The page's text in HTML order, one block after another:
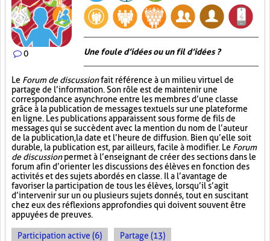
0 Une foule d’idées ou un fil d’idées ?
Le Forum de discussionfait référence à un milieu virtuel de
partage de l’information. Son rôle est de maintenir une
correspondance asynchrone entre les membres d’une classe
grâce à la publication de messages textuels sur une plateforme
en ligne. Les publications apparaissent sous forme de fils de
messages qui se succèdent avec la mention du nom de l’auteur
de la publication, la date et l’heure de diffusion. Bien qu’elle soit
durable, la publication est, par ailleurs, facile à modifier. Le Forum
de discussionpermet à l’enseignant de créer des sections dans le
forum afin d’orienter les discussions des élèves en fonction des
activités et des sujets abordés en classe. Il a l’avantage de
favoriser la participation de tous les élèves, lorsqu’il s’agit
d’intervenir sur un ou plusieurs sujets donnés, tout en suscitant
chez eux des réflexions approfondies qui doivent souvent être
appuyées de preuves.
Participation active (6) Partage (13)